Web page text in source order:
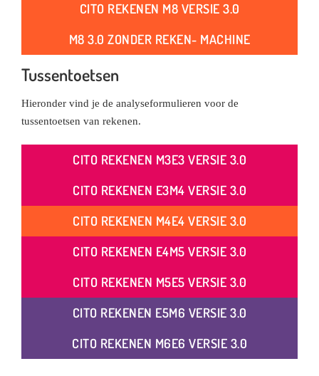
CITO REKENEN M8 VERSIE 3.0
M8 3.0 ZONDER REKEN- MACHINE
Tussentoetsen
Hieronder vind je de analyseformulieren voor de
tussentoetsen van rekenen.
CITO REKENEN M3E3 VERSIE 3.0
CITO REKENEN E3M4 VERSIE 3.0
CITO REKENEN M4E4 VERSIE 3.0
CITO REKENEN E4M5 VERSIE 3.0
CITO REKENEN M5E5 VERSIE 3.0
CITO REKENEN E5M6 VERSIE 3.0
CITO REKENEN M6E6 VERSIE 3.0